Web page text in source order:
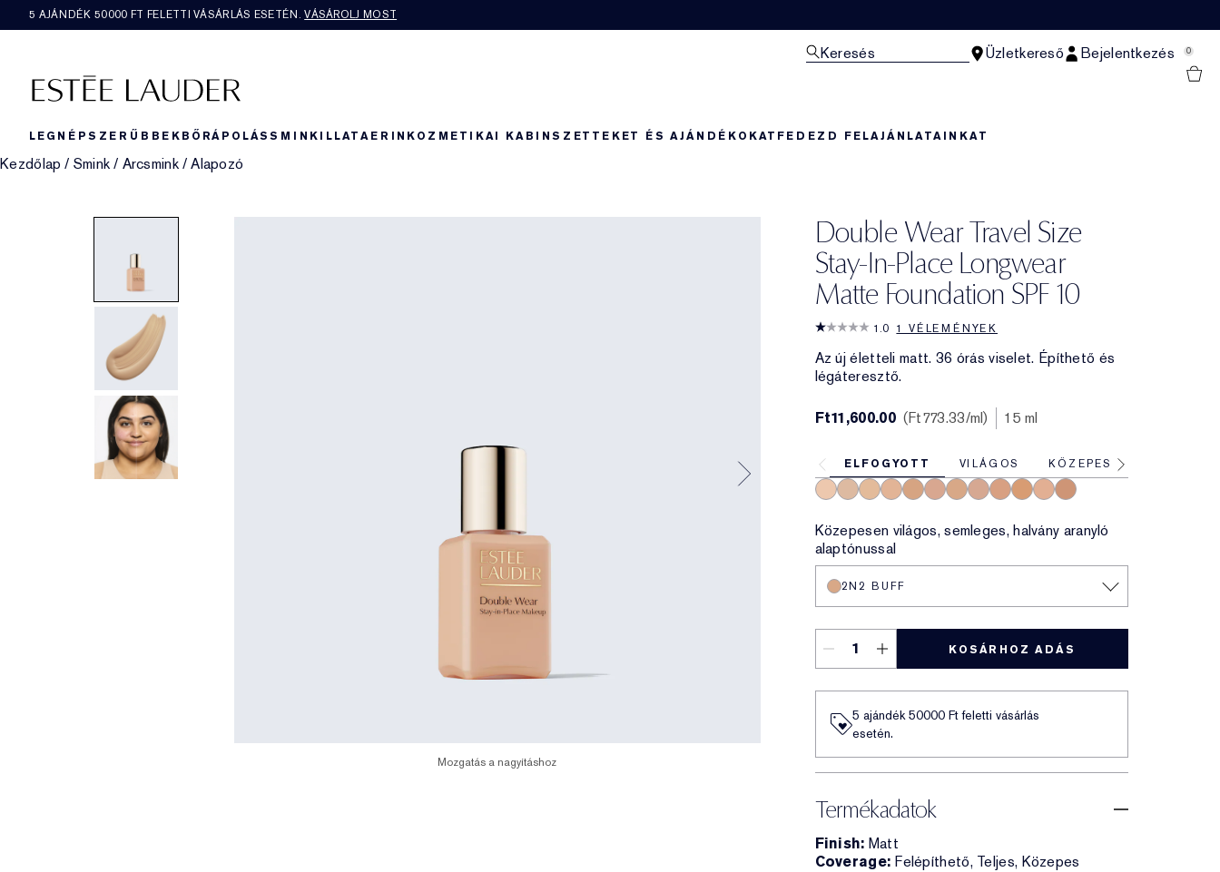
5 AJÁNDÉK 50000​ FT FELETTI VÁSÁRLÁS ESETÉN.VÁSÁROLJ MOST
Keresés Üzletkereső Bejelentkezés 0
LEGNÉPSZERŰBBEKBŐRÁPOLÁSSMINKILLATAERIN KOZMETIKAI KABINSZETTEKET ÉS AJÁNDÉKOKAT FEDEZD FELAJÁNLATAINKAT
Kezdőlap / Smink / Arcsmink/ Alapozó
Double Wear Travel Size
Stay-In-Place Longwear
Matte Foundation SPF 10
1.0 1 VÉLEMÉNYEK
Az új életteli matt. 36 órás viselet. Építhető és
légáteresztő.
Mozgatás a nagyításhoz
Ft11,600.00 Ft773.33/ml 15 ml
ELFOGYOTT VILÁGOS KÖZEPES
Közepesen világos, semleges, halvány aranyló
alaptónussal
2N2 BUFF
KOSÁRHOZ ADÁS
5 ajándék 50000​ Ft feletti vásárlás
esetén.
Termékadatok
Finish: Matt
Coverage: Felépíthető, Teljes, Közepes